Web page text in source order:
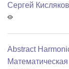
Сергей Кисляков
Abstract